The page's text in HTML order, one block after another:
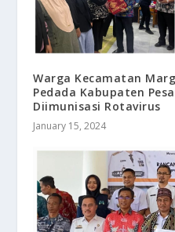
Warga Kecamatan
Pedada Kabupaten
Diimunisasi Rotavirus
January 15, 2024